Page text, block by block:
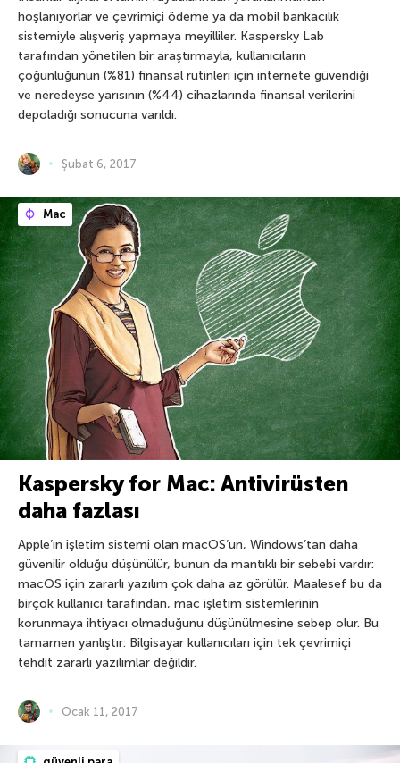
hoşlanıyorlar ve çevrimiçi ödeme ya da mobil bankacılık
sistemiyle alışveriş yapmaya meyilliler. Kaspersky Lab
tarafından yönetilen bir araştırmayla, kullanıcıların
çoğunluğunun (%81) finansal rutinleri için internete güvendiği
ve neredeyse yarısının (%44) cihazlarında finansal verilerini
depoladığı sonucuna varıldı.
Şubat 6, 2017
Mac
Kaspersky for Mac: Antivirüsten
daha fazlası
Apple’ın işletim sistemi olan macOS’un, Windows’tan daha
güvenilir olduğu düşünülür, bunun da mantıklı bir sebebi vardır:
macOS için zararlı yazılım çok daha az görülür. Maalesef bu da
birçok kullanıcı tarafından, mac işletim sistemlerinin
korunmaya ihtiyacı olmaduğunu düşünülmesine sebep olur. Bu
tamamen yanlıştır: Bilgisayar kullanıcıları için tek çevrimiçi
tehdit zararlı yazılımlar değildir.
Ocak 11, 2017